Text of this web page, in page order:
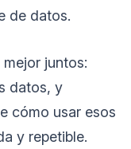
de datos.
juntos:
datos, y
cómo usar esos
y repetible.